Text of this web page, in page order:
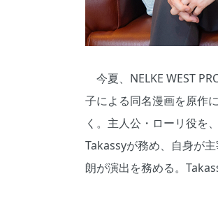
今夏、NELKE WEST
子による同名漫画を原作
く。主人公・ローリ役を
Takassyが務め、自身が
朗が演出を務める。